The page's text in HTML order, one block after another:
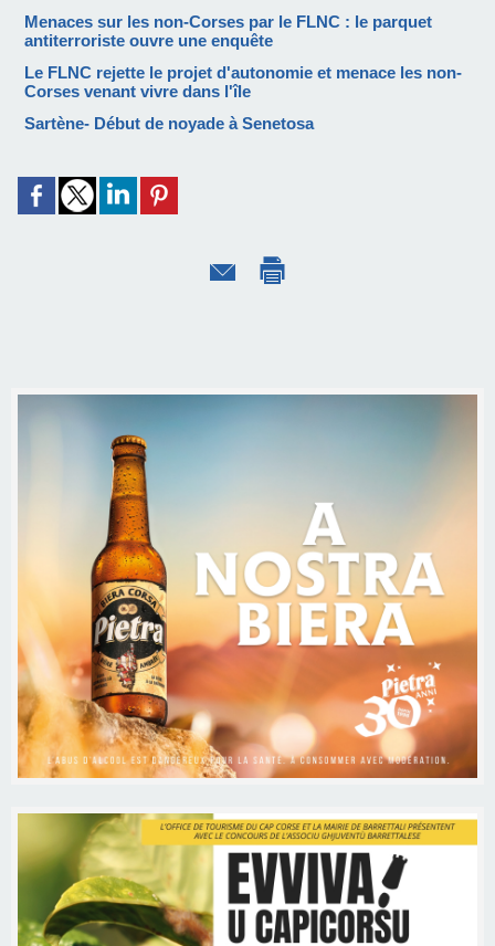
Menaces sur les non-Corses par le FLNC : le parquet
antiterroriste ouvre une enquête
Le FLNC rejette le projet d'autonomie et menace les non-
Corses venant vivre dans l'île
Sartène- Début de noyade à Senetosa